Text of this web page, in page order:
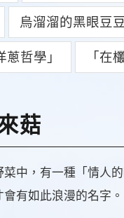
烏溜溜的黑眼豆豆
哲學」 「在
菇
菜中，有一種「情人
有如此浪漫的名字。